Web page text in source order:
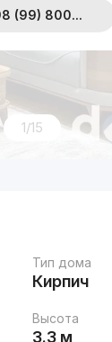
(99) 800...
1/15
Тип дома
Кирпич
Высота
3.3 м